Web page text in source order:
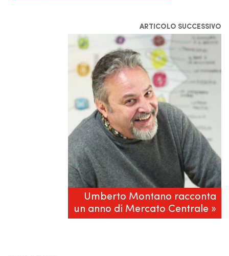
ARTICOLO SUCCESSIVO
Umberto Montano racconta
un anno di Mercato Centrale »